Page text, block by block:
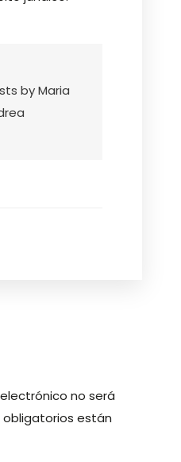
by Maria
no será
obligatorios están